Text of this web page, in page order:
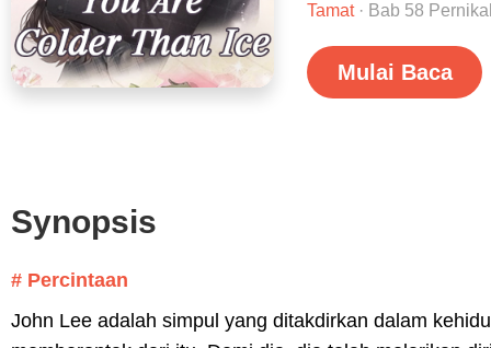
Tamat· Bab 58
Mulai Baca
Synopsis
# Percintaan
John Lee adalah simpul yang ditakdirkan dalam